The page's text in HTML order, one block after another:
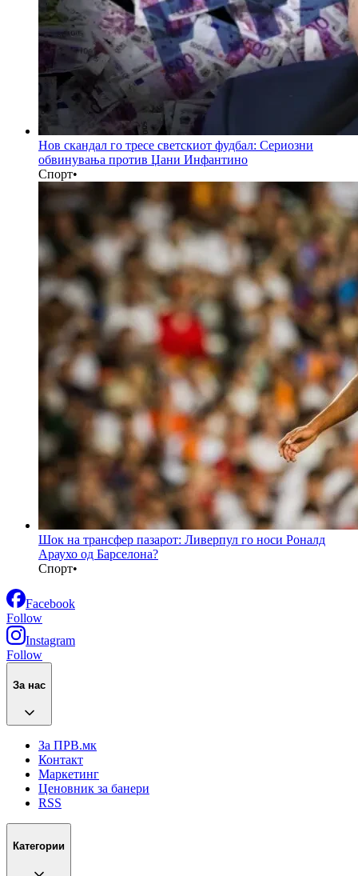
Нов скандал го тресе светскиот фудбал: Сериозни
обвинувања против Џани Инфантино
Спорт•
Шок на трансфер пазарот: Ливерпул го носи Роналд
Араухо од Барселона?
Спорт•
Facebook
Follow
Instagram
Follow
За нас
За ПРВ.мк
Контакт
Маркетинг
Ценовник за банери
RSS
Категории